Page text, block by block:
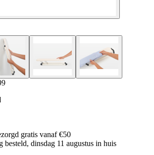
gratis vanaf €50
besteld, dinsdag 11 augustus in huis